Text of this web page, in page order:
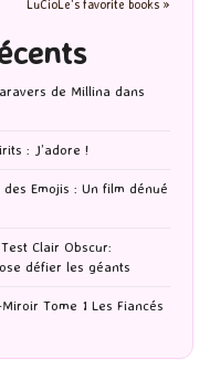
LuCioLe's favorite books »
de Millina dans
: J’adore !
Emojis : Un film dénué
Clair Obscur:
défier les géants
Tome 1 Les Fiancés